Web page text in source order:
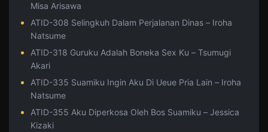
Misa Arisawa
ATID-308 Selingkuh Dalam Perjalanan Dinas – Iroha
Natsume
ATID-318 Guruku Adalah Boneka Sex Ku – Tsumugi
Akari
ATID-335 Suamiku Ingin Aku Di Ueue Pria Lain – Iroha
Natsume
ATID-355 Aku Diperkosa Oleh Bos Suamiku – Jessica
Kizaki